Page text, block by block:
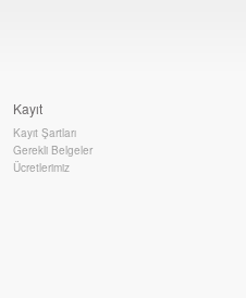
Kayıt
Kayıt Şartları
Gerekli Belgeler
Ücretlerimiz